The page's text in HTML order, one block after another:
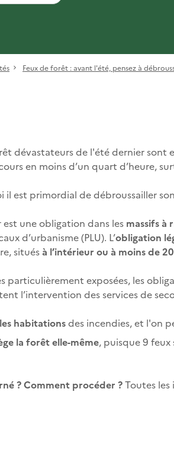
Feux de forêt : avant l'été, pensez à
dévastateurs de l'été dernier sont
en moins d’un quart d’heure,
il est primordial de débroussailler
est une obligation dans les massifs à
d’urbanisme (PLU). L’obligation
situés à l’intérieur ou à moins de
particulièrement exposées, les
l’intervention des services de
habitationsdes incendies, et l'on
la forêt elle-même, puisque 9
? Comment procéder ?Toutes